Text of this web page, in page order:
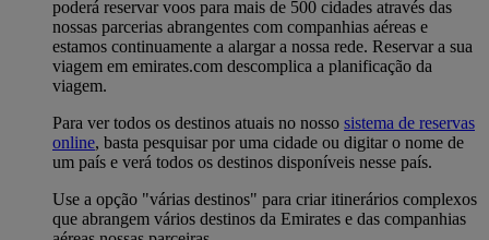
poderá reservar voos para mais de 500 cidades através das
nossas parcerias abrangentes com companhias aéreas e
estamos continuamente a alargar a nossa rede. Reservar a sua
viagem em emirates.com descomplica a planificação da
viagem.
Para ver todos os destinos atuais no nosso sistema de reservas
online, basta pesquisar por uma cidade ou digitar o nome de
um país e verá todos os destinos disponíveis nesse país.
Use a opção "várias destinos" para criar itinerários complexos
que abrangem vários destinos da Emirates e das companhias